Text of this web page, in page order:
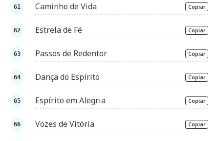
Caminho de Vida Copiar
Estrela de Fé Copiar
Passos de Redentor Copiar
Dança do Espírito Copiar
Espírito em Alegria Copiar
Vozes de Vitória Copiar